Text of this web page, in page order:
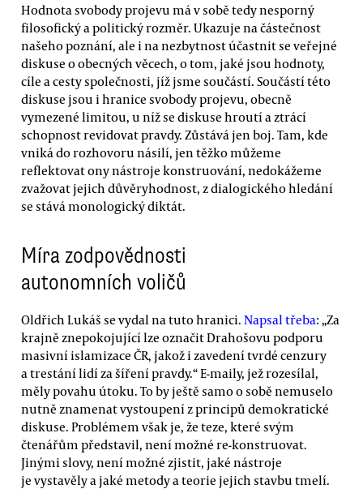
Hodnota svobody projevu má v sobě tedy nesporný
filosofický a politický rozměr. Ukazuje na částečnost
našeho poznání, ale i na nezbytnost účastnit se veřejné
diskuse o obecných věcech, o tom, jaké jsou hodnoty,
cíle a cesty společnosti, jíž jsme součástí. Součástí této
diskuse jsou i hranice svobody projevu, obecně
vymezené limitou, u níž se diskuse hroutí a ztrácí
schopnost revidovat pravdy. Zůstává jen boj. Tam, kde
vniká do rozhovoru násilí, jen těžko můžeme
reflektovat ony nástroje konstruování, nedokážeme
zvažovat jejich důvěryhodnost, z dialogického hledání
se stává monologický diktát.
Míra zodpovědnosti
autonomních voličů
Oldřich Lukáš se vydal na tuto hranici. Napsal třeba: „Za
krajně znepokojující lze označit Drahošovu podporu
masivní islamizace ČR, jakož i zavedení tvrdé cenzury
a trestání lidí za šíření pravdy.“ E-maily, jež rozesílal,
měly povahu útoku. To by ještě samo o sobě nemuselo
nutně znamenat vystoupení z principů demokratické
diskuse. Problémem však je, že teze, které svým
čtenářům představil, není možné re-konstruovat.
Jinými slovy, není možné zjistit, jaké nástroje
je vystavěly a jaké metody a teorie jejich stavbu tmelí.